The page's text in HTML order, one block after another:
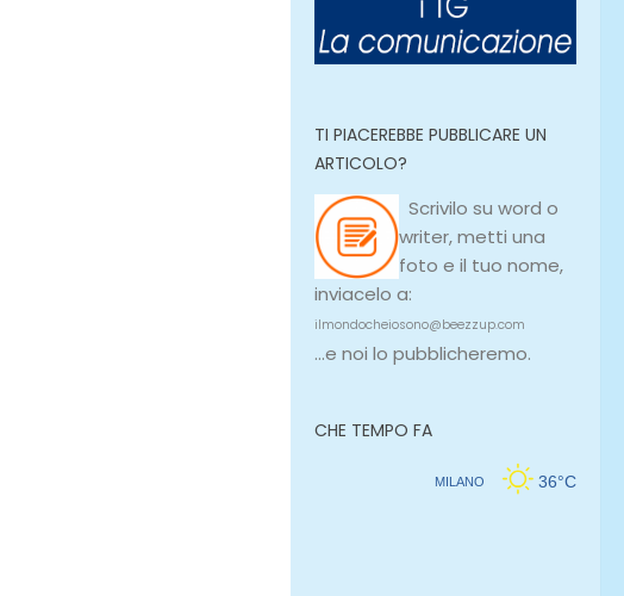
TI PIACEREBBE PUBBLICARE UN
ARTICOLO?
Scrivilo su word o
writer, metti una
foto e il tuo nome,
inviacelo a:
ilmondocheiosono@beezzup.com
...e noi lo pubblicheremo.
CHE TEMPO FA